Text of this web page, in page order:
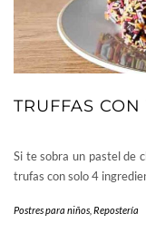
TRUFFAS
Si te sobra un pastel de
trufas con solo 4
Postres para niños Repostería